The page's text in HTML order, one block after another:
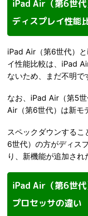
iPad Air（第6世
ディスプレイ性能
iPad Air（第6世代）
イ性能比較は、iPad
ないため、まだ不明で
なお、iPad Air（第5
Air（第6世代）は新モ
スペックダウンする
6世代）の方がディス
り、新機能が追加され
iPad Air（第6世
プロセッサの違い